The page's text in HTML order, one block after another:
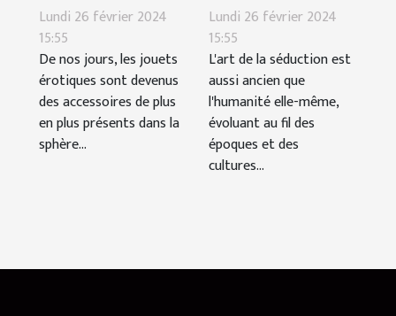
qu'un simple
divertissement
Lundi 26 février 2024
15:55
De nos jours, les jouets
érotiques sont devenus
des accessoires de plus
en plus présents dans la
sphère...
tourner autour
du pot ou y aller
directement?
Lundi 26 février 2024
15:55
L'art de la séduction est
aussi ancien que
l'humanité elle-même,
évoluant au fil des
époques et des
cultures...